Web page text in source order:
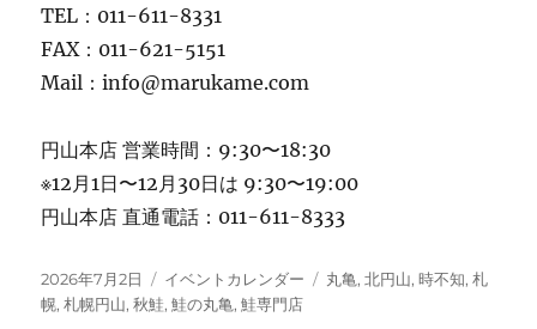
TEL：011-611-8331
FAX：011-621-5151
Mail：info@marukame.com
円山本店 営業時間：9:30〜18:30
※12月1日〜12月30日は 9:30〜19:00
円山本店 直通電話：011-611-8333
投
稿
2026年7月2日
カ
テ
イベントカレンダー
タ
丸亀,北円山,時不知,札
幌,札幌円山,秋鮭,鮭の丸亀,鮭専門店